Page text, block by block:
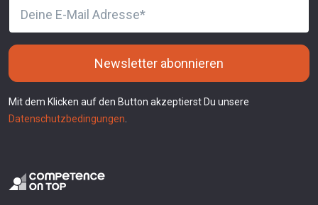
Newsletter abonnieren
Mit dem Klicken auf den Button akzeptierst Du unsere
Datenschutzbedingungen